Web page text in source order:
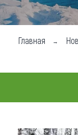
Где
Чем заняться
Карта
Главная